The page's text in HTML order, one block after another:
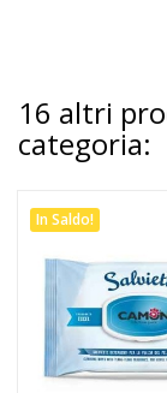
16 altri
categoria:
In Saldo!